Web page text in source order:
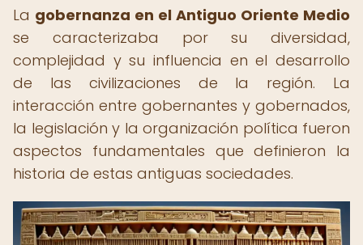
La gobernanza en el Antiguo Oriente Medio
se caracterizaba por su diversidad,
complejidad y su influencia en el desarrollo
de las civilizaciones de la región. La
interacción entre gobernantes y gobernados,
la legislación y la organización política fueron
aspectos fundamentales que definieron la
historia de estas antiguas sociedades.